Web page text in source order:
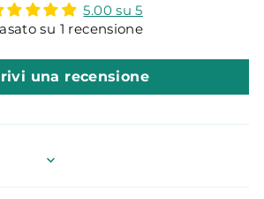
5.00 su 5
su 1 recensione
una recensione